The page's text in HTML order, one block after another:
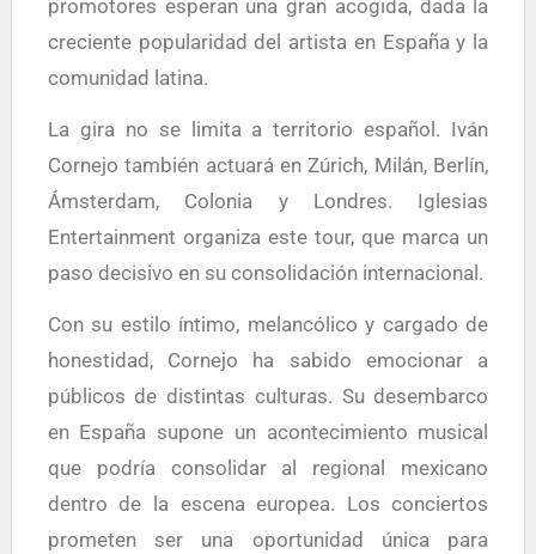
promotores esperan una gran acogida, dada la
creciente popularidad del artista en España y la
comunidad latina.
La gira no se limita a territorio español. Iván
Cornejo también actuará en Zúrich, Milán, Berlín,
Ámsterdam, Colonia y Londres. Iglesias
Entertainment organiza este tour, que marca un
paso decisivo en su consolidación internacional.
Con su estilo íntimo, melancólico y cargado de
honestidad, Cornejo ha sabido emocionar a
públicos de distintas culturas. Su desembarco
en España supone un acontecimiento musical
que podría consolidar al regional mexicano
dentro de la escena europea. Los conciertos
prometen ser una oportunidad única para